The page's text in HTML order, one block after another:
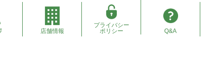
店舗情報
プライバシー
ポリシー
Q&A